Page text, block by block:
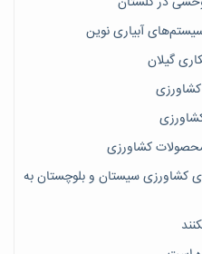
آبیاری نوین
زمین های کشاورزی سیستان و بلوچستان به